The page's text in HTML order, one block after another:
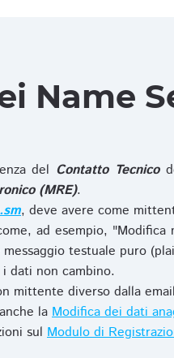
Name
del Contatto Tecnico
(MRE).
, deve avere come
ad esempio, "Modifica
testuale puro
dati non cambino.
mittente diverso dalla
la Modifica dei dati
sul Modulo di